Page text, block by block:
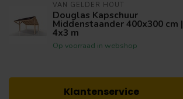
VAN GELDER HOUT
Douglas Kapschuur
Middenstaander 400x300 cm |
4x3 m
Op voorraad in webshop
Klantenservice